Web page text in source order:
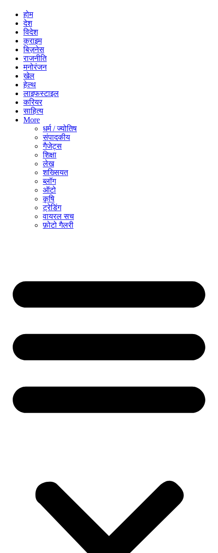
होम
देश
विदेश
क्राइम
बिज़नेस
राजनीति
मनोरंजन
खेल
हेल्थ
लाइफस्टाइल
करियर
साहित्य
More
धर्म / ज्योतिष
संपादकीय
गैजेट्स
शिक्षा
लेख
शख्सियत
ब्लॉग
ऑटो
कृषि
ट्रेडिंग
वायरल सच
फ़ोटो गैलरी